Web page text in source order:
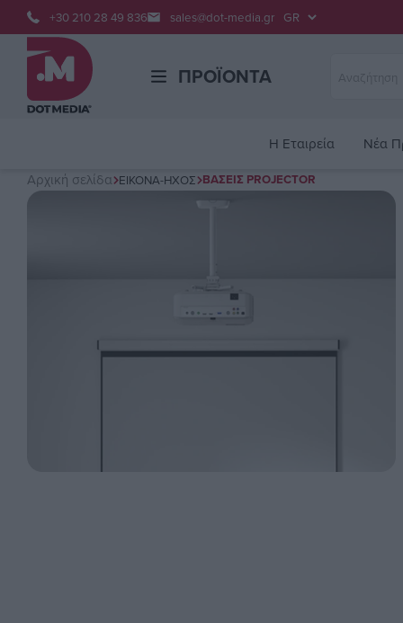
+30 210 28 49 836 sales@dot-media.gr
ΠΡΟΪΌΝΤΑ
H Εταιρεία Νέα
Αρχική σελίδα ΕΙΚΌΝΑ-ΉΧΟΣ ΒΆΣΕΙΣ PROJECTOR